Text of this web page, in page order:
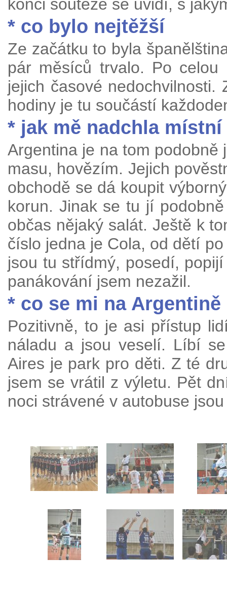
konci soutěže se uvidí, s
* co bylo nejtěžší
Ze začátku to byla
pár měsíců trvalo. Po
jejich časové
hodiny je tu součástí
* jak mě nadchla
Argentina je na tom
masu, hovězím. Jejich
obchodě se dá koupit
korun. Jinak se tu jí
občas nějaký salát. Ještě k
číslo jedna je Cola, od dětí
jsou tu střídmý, posedí,
panákování jsem nezažil.
* co se mi na
Pozitivně, to je asi přístup
náladu a jsou veselí. Líbí
Aires je park pro děti. Z té
jsem se vrátil z výletu. Pět
noci strávené v autobuse